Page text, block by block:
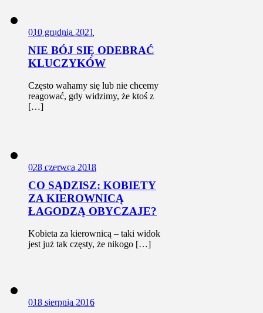
010 grudnia 2021
NIE BÓJ SIĘ ODEBRAĆ
KLUCZYKÓW
Często wahamy się lub nie chcemy
reagować, gdy widzimy, że ktoś z
[…]
028 czerwca 2018
CO SĄDZISZ: KOBIETY
ZA KIEROWNICĄ
ŁAGODZĄ OBYCZAJE?
Kobieta za kierownicą – taki widok
jest już tak częsty, że nikogo […]
018 sierpnia 2016